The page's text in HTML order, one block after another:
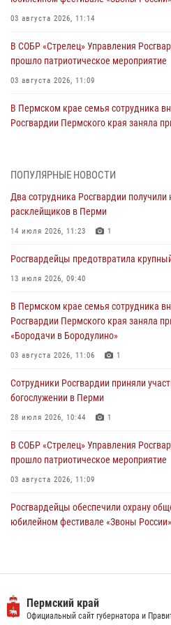
03 августа 2026, 11:14
В СОБР «Стрелец» Управления
прошло патриотическое мероприятие
03 августа 2026, 11:09
В Пермском крае семья сотрудника
Росгвардии Пермского края заняла
юных спортсменов
03 августа 2026, 10:59
30 июля 2026, 05:19
богослужении в Перми
28 июля 2026, 10:44
Росгвардейцы оказали силовую
28 июля 2026, 06:15
ПОПУЛЯРНЫЕ НОВОСТИ
Два сотрудника Росгвардии
расклейщиков в Перми
14 июля 2026, 11:23 1
Росгвардейцы предотвратила
13 июля 2026, 09:40
В Пермском крае семья сотрудника
Росгвардии Пермского края заняла
«Бородачи в Бородулино»
03 августа 2026, 11:06 1
Сотрудники Росгвардии приняли
богослужении в Перми
28 июля 2026, 10:44 1
В СОБР «Стрелец» Управления
прошло патриотическое мероприятие
03 августа 2026, 11:09
Росгвардейцы обеспечили охрану
юбилейном фестивале «Звоны
ветеринарно-санитарной службы с
13 июля 2026, 10:43
Пермский край
Официальный сайт губернатора и